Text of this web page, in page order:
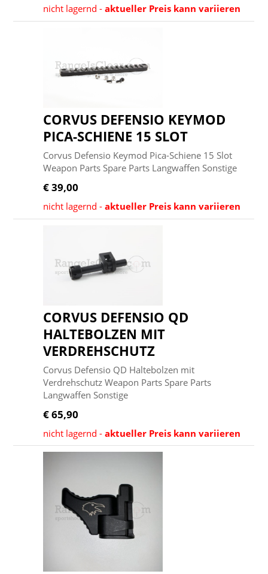
nicht lagernd -aktueller Preis kann variieren
CORVUS DEFENSIO KEYMOD
PICA-SCHIENE 15 SLOT
Corvus Defensio Keymod Pica-Schiene 15 Slot
Weapon Parts Spare Parts Langwaffen Sonstige
€ 39,00
nicht lagernd -aktueller Preis kann variieren
CORVUS DEFENSIO QD
HALTEBOLZEN MIT
VERDREHSCHUTZ
Corvus Defensio QD Haltebolzen mit
Verdrehschutz Weapon Parts Spare Parts
Langwaffen Sonstige
€ 65,90
nicht lagernd -aktueller Preis kann variieren